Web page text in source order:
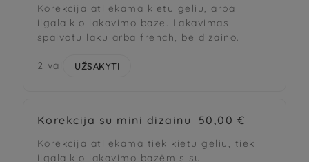
Korekcija atliekama kietu geliu, arba
ilgalaikio lakavimo baze. Lakavimas
spalvotu laku arba french, be dizaino.
2 val UŽSAKYTI
Korekcija su mini dizainu 50,00 €
Korekcija atliekama tiek kietu geliu, tiek
ilgalaikio lakavimo bazėmis su